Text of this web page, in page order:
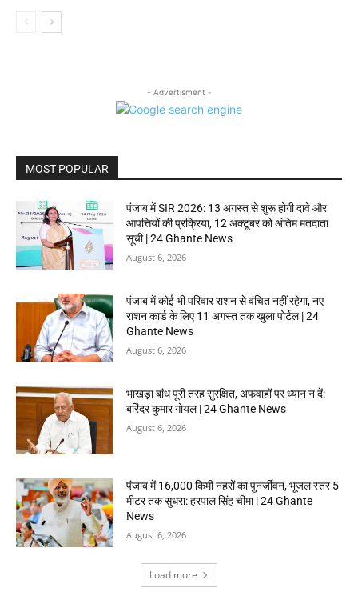
- Advertisment -
MOST POPULAR
पंजाब में SIR 2026: 13 अगस्त से शुरू होगी दावे और
आपत्तियों की प्रक्रिया, 12 अक्टूबर को अंतिम मतदाता
सूची | 24 Ghante News
August 6, 2026
पंजाब में कोई भी परिवार राशन से वंचित नहीं रहेगा, नए
राशन कार्ड के लिए 11 अगस्त तक खुला पोर्टल | 24
Ghante News
August 6, 2026
भाखड़ा बांध पूरी तरह सुरक्षित, अफवाहों पर ध्यान न दें:
बरिंदर कुमार गोयल | 24 Ghante News
August 6, 2026
पंजाब में 16,000 किमी नहरों का पुनर्जीवन, भूजल स्तर 5
मीटर तक सुधरा: हरपाल सिंह चीमा | 24 Ghante
News
August 6, 2026
Load more